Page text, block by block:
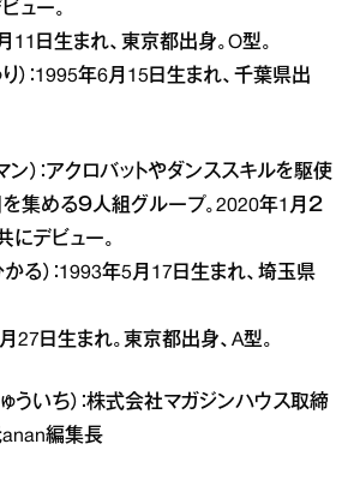
ュー。
11日生まれ、東京都出身。O型。
り）：1995年6月15日生まれ、千葉県出
）：アクロバットやダンススキルを駆使
集める９人組グループ。2020年1月２
にデビュー。
かる）：1993年5月17日生まれ、埼玉県
27日生まれ。東京都出身、A型。
ういち）：株式会社マガジンハウス取締
編集長